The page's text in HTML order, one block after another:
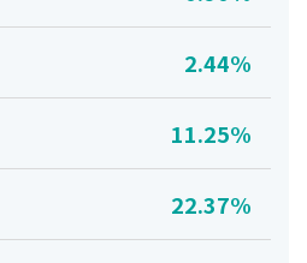
2.44%
11.25%
22.37%